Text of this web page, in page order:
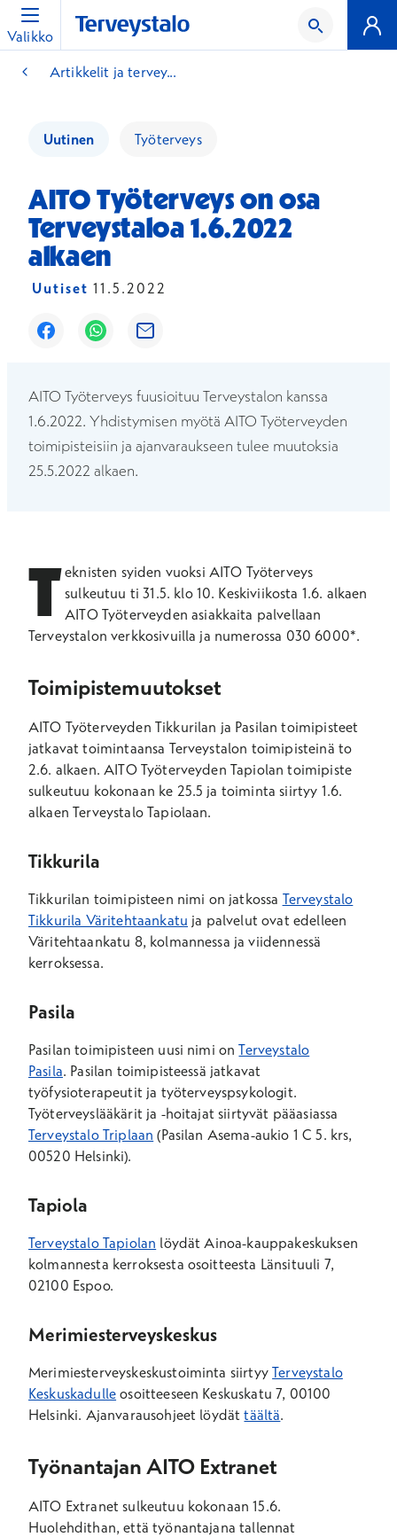
Valikko
Artikkelit ja tervey...
Uutinen Työterveys
AITO Työterveys on osa
Terveystaloa 1.6.2022
alkaen
Uutiset 11.5.2022
Avautuu uuteen ikkunaan
Avautuu uuteen ikkunaan
Avautuu uuteen ikkunaan
AITO Työterveys fuusioituu Terveystalon kanssa
1.6.2022. Yhdistymisen myötä AITO Työterveyden
toimipisteisiin ja ajanvaraukseen tulee muutoksia
25.5.2022 alkaen.
T eknisten syiden vuoksi AITO Työterveys
sulkeutuu ti 31.5. klo 10. Keskiviikosta 1.6. alkaen
AITO Työterveyden asiakkaita palvellaan
Terveystalon verkkosivuilla ja numerossa 030 6000*.
Toimipistemuutokset
AITO Työterveyden Tikkurilan ja Pasilan toimipisteet
jatkavat toimintaansa Terveystalon toimipisteinä to
2.6. alkaen. AITO Työterveyden Tapiolan toimipiste
sulkeutuu kokonaan ke 25.5 ja toiminta siirtyy 1.6.
alkaen Terveystalo Tapiolaan.
Tikkurila
Tikkurilan toimipisteen nimi on jatkossa Terveystalo
Tikkurila Väritehtaankatu ja palvelut ovat edelleen
Väritehtaankatu 8, kolmannessa ja viidennessä
kerroksessa.
Pasila
Pasilan toimipisteen uusi nimi onTerveystalo
Pasila. Pasilan toimipisteessä jatkavat
työfysioterapeutit ja työterveyspsykologit.
Työterveyslääkärit ja -hoitajat siirtyvät pääasiassa
Terveystalo Triplaan (Pasilan Asema-aukio 1 C 5. krs,
00520 Helsinki).
Tapiola
Terveystalo Tapiolan löydät Ainoa-kauppakeskuksen
kolmannesta kerroksesta osoitteesta Länsituuli 7,
02100 Espoo.
Merimiesterveyskeskus
Merimiesterveyskeskustoiminta siirtyyTerveystalo
Keskuskadulle osoitteeseen Keskuskatu 7, 00100
Helsinki. Ajanvarausohjeet löydättäältä.
Työnantajan AITO Extranet
AITO Extranet sulkeutuu kokonaan 15.6.
Huolehdithan, että työnantajana tallennat